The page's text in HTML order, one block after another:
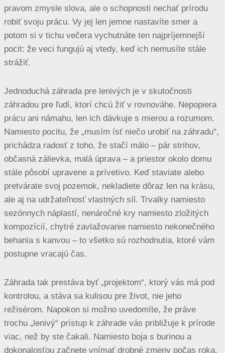
pravom zmysle slova, ale o schopnosti nechať prírodu
robiť svoju prácu. Vy jej len jemne nastavíte smer a
potom si v tichu večera vychutnáte ten najpríjemnejší
pocit: že veci fungujú aj vtedy, keď ich nemusíte stále
strážiť.
Jednoduchá záhrada pre lenivých je v skutočnosti
záhradou pre ľudí, ktorí chcú žiť v rovnováhe. Nepopiera
prácu ani námahu, len ich dávkuje s mierou a rozumom.
Namiesto pocitu, že „musím ísť niečo urobiť na záhradu“,
prichádza radosť z toho, že stačí málo – pár strihov,
občasná zálievka, malá úprava – a priestor okolo domu
stále pôsobí upravene a prívetivo. Keď staviate alebo
pretvárate svoj pozemok, nekladiete dôraz len na krásu,
ale aj na udržateľnosť vlastných síl. Trvalky namiesto
sezónnych náplastí, nenáročné kry namiesto zložitých
kompozícií, chytré zavlažovanie namiesto nekonečného
behania s kanvou – to všetko sú rozhodnutia, ktoré vám
postupne vracajú čas.
Záhrada tak prestáva byť „projektom“, ktorý vás má pod
kontrolou, a stáva sa kulisou pre život, nie jeho
režisérom. Napokon si možno uvedomíte, že práve
trochu „lenivý“ prístup k záhrade vás približuje k prírode
viac, než by ste čakali. Namiesto boja s burinou a
dokonalosťou začnete vnímať drobné zmeny počas roka,